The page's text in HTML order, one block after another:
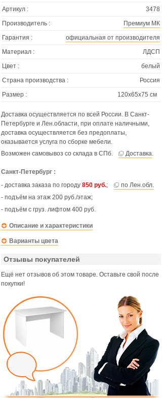
Артикул :
3478
Производитель :
Премиум МК
Гарантия :
официальная от производителя
Материал :
ЛДСП
Цвет :
белый
Страна производства :
Россия
Размер :
120х65х75 см
Доставка осуществляется по всей России. В Санкт-
Петербурге и Лен.области, при оплате наличными,
доставка осуществляется без предоплаты,
оказывается услуга по сборке мебели.
Возможен самовывоз со склада в СПб.
Доставка.
Санкт-Петербург :
- доставка заказа по городу 850 руб.;
по Лен.обл.
- подъём на этаж 200 руб./этаж;
- подъём с груз. лифтом 400 руб.
Описание и характеристики
Варианты цвета
Отзывы покупателей
Ещё нет отзывов об этом товаре. Оставьте свой после
покупки!